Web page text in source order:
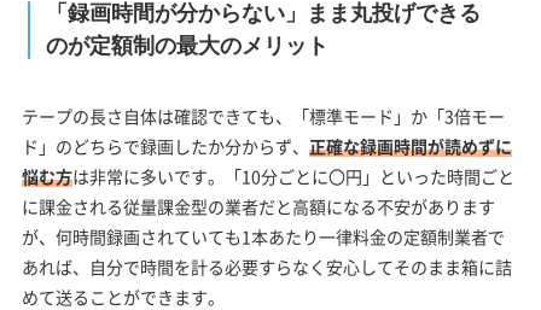
「録画時間が分からない」まま丸投げできる
のが定額制の最大のメリット
テープの長さ自体は確認できても、「標準モード」か「3倍モー
ド」のどちらで録画したか分からず、 正確な録画時間が読めずに
悩む方は非常に多いです。「10分ごとに〇円」といった時間ごと
に課金される従量課金型の業者だと高額になる不安があります
が、何時間録画されていても1本あたり一律料金の定額制業者で
あれば、自分で時間を計る必要すらなく安心してそのまま箱に詰
めて送ることができます。